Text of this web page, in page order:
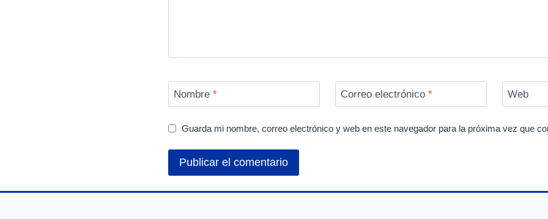
Nombre * Correo electrónico * Web
Guarda mi nombre, correo electrónico y web en este navegador para la próxima vez que